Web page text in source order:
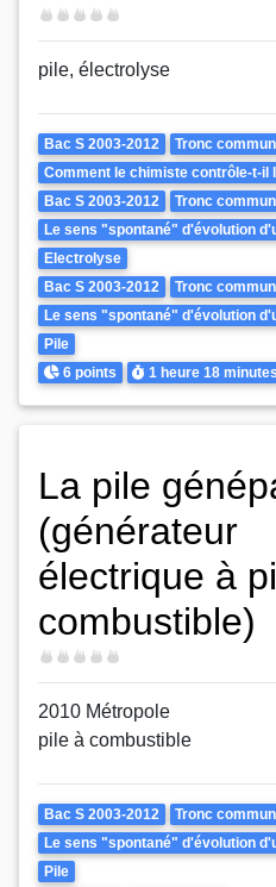
Difficulté
pile, électrolyse
Theme
Bac S 2003-2012 Tronc commun
Comment le chimiste contrôle-t-il
Bac S 2003-2012
Tronc commun
Le sens "spontané" d'évolution
Electrolyse
Bac S 2003-2012
Tronc commun
Le sens "spontané" d'évolution
Pile
Points
6 points Durée
1 heure18 minutes
La pile
(générateur
électrique à
combustible)
Difficulté
2010 Métropole
pile à combustible
Theme
Bac S 2003-2012 Tronc commun
Le sens "spontané" d'évolution
Pile